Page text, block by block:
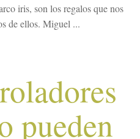
iris, son los regalos que nos
de ellos. Miguel ...
pueden